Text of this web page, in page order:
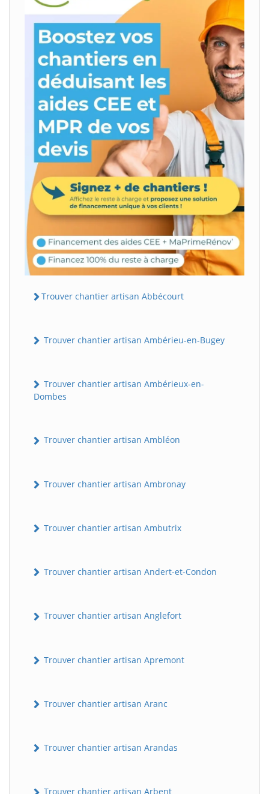
Trouver chantier artisan Abbécourt
Trouver chantier artisan Ambérieu-en-Bugey
Trouver chantier artisan Ambérieux-en-
Dombes
Trouver chantier artisan Ambléon
Trouver chantier artisan Ambronay
Trouver chantier artisan Ambutrix
Trouver chantier artisan Andert-et-Condon
Trouver chantier artisan Anglefort
Trouver chantier artisan Apremont
Trouver chantier artisan Aranc
Trouver chantier artisan Arandas
Trouver chantier artisan Arbent